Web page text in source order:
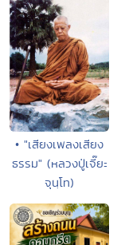
• "เสียงเพลงเสียง
ธรรม" (หลวงปู่เจี๊ยะ
จุนฺโท)